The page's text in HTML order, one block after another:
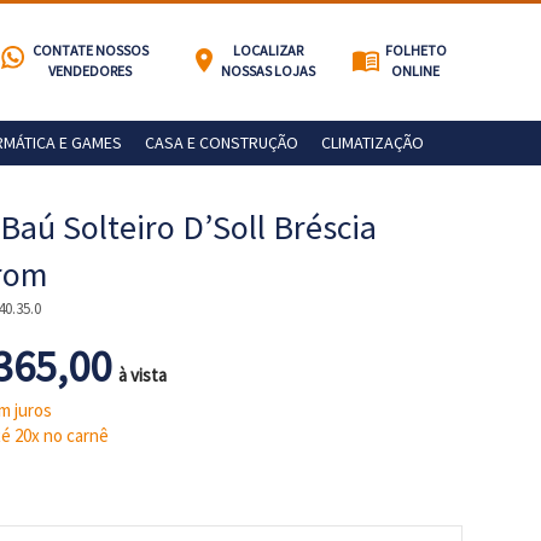
CONTATE NOSSOS
VENDEDORES
location_on
LOCALIZAR
NOSSAS LOJAS
menu_book FOLHETO
ONLINE
E GAMES CASA E CONSTRUÇÃO CLIMATIZAÇÃO
Solteiro D’Soll Bréscia
à vista
juros
20x no carnê